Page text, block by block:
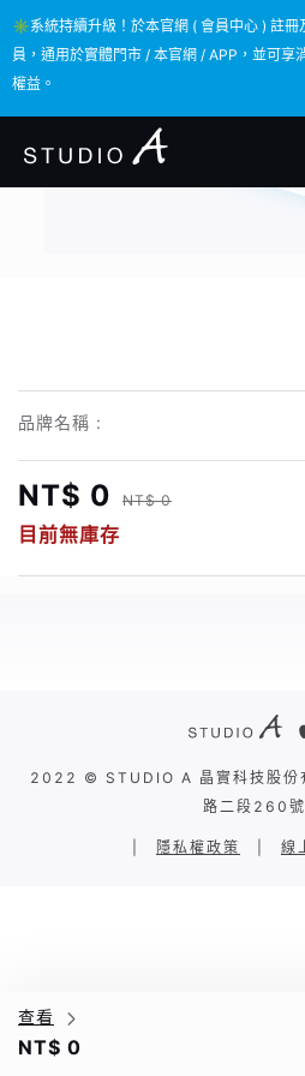
✳️系統持續升級！於本官網 ( 會員中心 ) 註冊
員，通用於實體門市 / 本官網 / APP，並可享
權益。
✳️系統持續升級！於本官網 ( 會員中心 ) 註冊
員，通用於實體門市 / 本官網 / APP，並可享
權益。
品牌名稱 :
NT$ 0 NT$ 0
目前無庫存
查看
NT$ 0
2022 © STUDIO A 晶實科技股份
路二段260
隱私權政策 線